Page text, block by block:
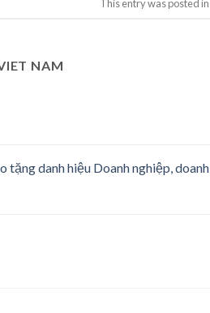
This entry was posted in
NAM
danh hiệu Doanh nghiệp, doanh